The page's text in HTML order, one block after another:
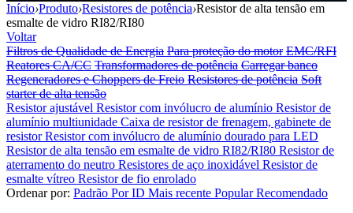
Início›Produto›Resistores de potência›Resistor de alta tensão em
esmalte de vidro RI82/RI80
Voltar
Filtros de Qualidade de Energia Para proteção do motor EMC/RFI
Reatores CA/CC Transformadores de potência Carregar banco
Regeneradores e Choppers de Freio Resistores de potência Soft
starter de alta tensão
Resistor ajustável Resistor com invólucro de alumínio Resistor de
alumínio multiunidade Caixa de resistor de frenagem, gabinete de
resistorResistor com invólucro de alumínio dourado para LED
Resistor de alta tensão em esmalte de vidro RI82/RI80 Resistor de
aterramento do neutro Resistores de aço inoxidável Resistor de
esmalte vítreo Resistor de fio enrolado
Ordenar por: Padrão Por ID Mais recente PopularRecomendado